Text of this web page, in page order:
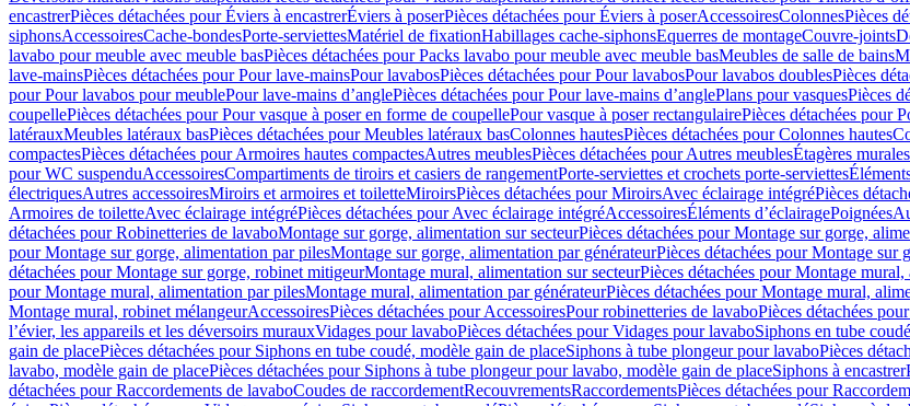
encastrerPièces détachées pour Éviers à encastrerÉviers à poserPièces détachées pour Éviers à poserAccessoiresColonnesPièces
siphonsAccessoiresCache-bondesPorte-serviettesMatériel de fixationHabillages cache-siphonsEquerres de montageCouvre-joints
lavabo pour meuble avec meuble basPièces détachées pour Packs lavabo pour meuble avec meuble basMeubles de salle de bains
lave-mainsPièces détachées pour Pour lave-mainsPour lavabosPièces détachées pour Pour lavabosPour lavabos doublesPièces
pour Pour lavabos pour meublePour lave-mains d’anglePièces détachées pour Pour lave-mains d’anglePlans pour vasquesPièces
coupellePièces détachées pour Pour vasque à poser en forme de coupellePour vasque à poser rectangulairePièces détachées pour
latérauxMeubles latéraux basPièces détachées pour Meubles latéraux basColonnes hautesPièces détachées pour Colonnes hautes
compactesPièces détachées pour Armoires hautes compactesAutres meublesPièces détachées pour Autres meublesÉtagères murales
pour WC suspenduAccessoiresCompartiments de tiroirs et casiers de rangementPorte-serviettes et crochets porte-serviettes
électriquesAutres accessoiresMiroirs et armoires et toiletteMiroirsPièces détachées pour MiroirsAvec éclairage intégréPièces
Armoires de toiletteAvec éclairage intégréPièces détachées pour Avec éclairage intégréAccessoiresÉléments d’éclairagePoignées
détachées pour Robinetteries de lavaboMontage sur gorge, alimentation sur secteurPièces détachées pour Montage sur gorge,
pour Montage sur gorge, alimentation par pilesMontage sur gorge, alimentation par générateurPièces détachées pour Montage sur
détachées pour Montage sur gorge, robinet mitigeurMontage mural, alimentation sur secteurPièces détachées pour Montage
pour Montage mural, alimentation par pilesMontage mural, alimentation par générateurPièces détachées pour Montage mural,
Montage mural, robinet mélangeurAccessoiresPièces détachées pour AccessoiresPour robinetteries de lavaboPièces détachées
l’évier, les appareils et les déversoirs murauxVidages pour lavaboPièces détachées pour Vidages pour lavaboSiphons en tube coudé
gain de placePièces détachées pour Siphons en tube coudé, modèle gain de placeSiphons à tube plongeur pour lavaboPièces
lavabo, modèle gain de placePièces détachées pour Siphons à tube plongeur pour lavabo, modèle gain de placeSiphons à encastrer
détachées pour Raccordements de lavaboCoudes de raccordementRecouvrementsRaccordementsPièces détachées pour